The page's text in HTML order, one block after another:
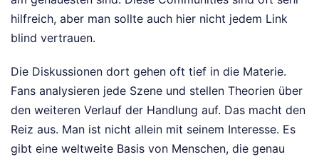
hilfreich, aber man sollte auch hier nicht jedem Link
blind vertrauen.
Die Diskussionen dort gehen oft tief in die Materie.
Fans analysieren jede Szene und stellen Theorien über
den weiteren Verlauf der Handlung auf. Das macht den
Reiz aus. Man ist nicht allein mit seinem Interesse. Es
gibt eine weltweite Basis von Menschen, die genau